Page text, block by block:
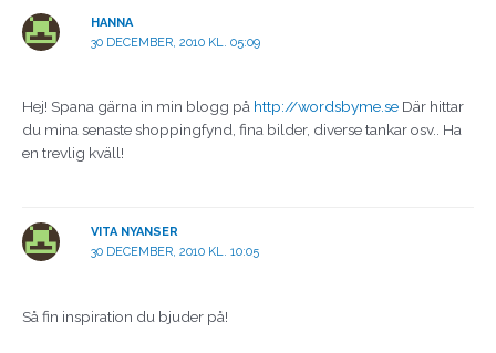
HANNA
30 DECEMBER, 2010 KL. 05:09
Hej! Spana gärna in min blogg på http://wordsbyme.se Där hittar
du mina senaste shoppingfynd, fina bilder, diverse tankar osv.. Ha
en trevlig kväll!
VITA NYANSER
30 DECEMBER, 2010 KL. 10:05
Så fin inspiration du bjuder på!